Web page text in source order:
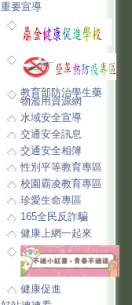
重要宣導
教育部防治學生藥
物濫用資源網
水域安全宣導
交通安全訊息
交通安全相簿
性別平等教育專區
校園霸凌教育專區
珍愛生命專區
165全民反詐騙
健康上網一起來
健康促進